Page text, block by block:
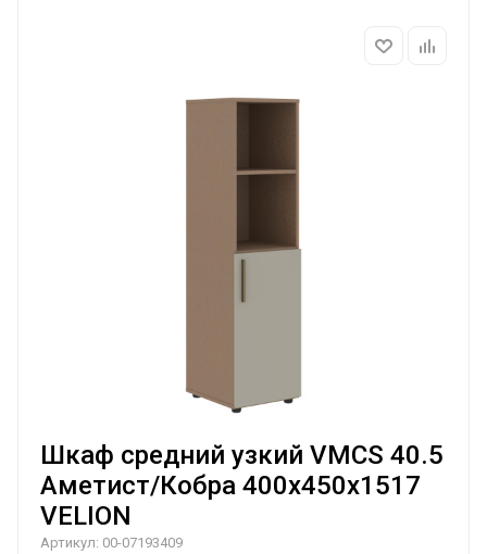
Шкаф средний узкий VMCS 40.5
Аметист/Кобра 400х450х1517
VELION
Артикул: 00-07193409